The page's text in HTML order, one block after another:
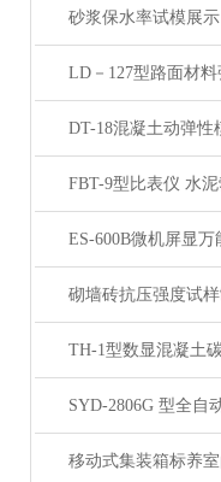
砂浆保水率试模展示